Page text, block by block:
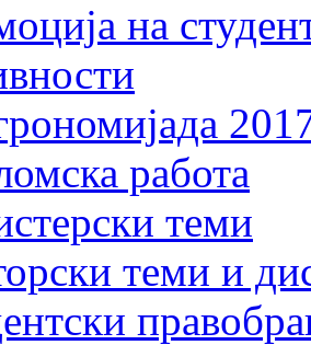
на
работа
теми
теми и